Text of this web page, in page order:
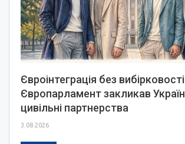
Євроінтеграція без
Європарламент закликав
цивільні партнерства
3.08.2026